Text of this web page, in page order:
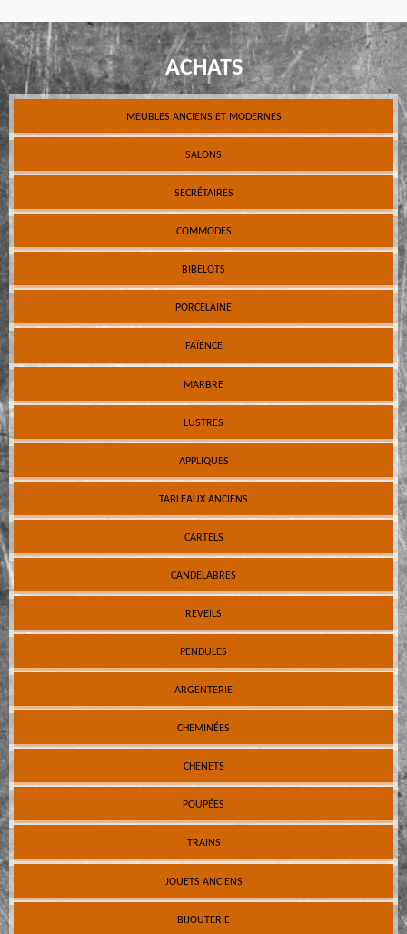
ACHATS
MEUBLES ANCIENS ET MODERNES
SALONS
SECRÉTAIRES
COMMODES
BIBELOTS
PORCELAINE
FAÏENCE
MARBRE
LUSTRES
APPLIQUES
TABLEAUX ANCIENS
CARTELS
CANDELABRES
REVEILS
PENDULES
ARGENTERIE
CHEMINÉES
CHENETS
POUPÉES
TRAINS
JOUETS ANCIENS
BIJOUTERIE